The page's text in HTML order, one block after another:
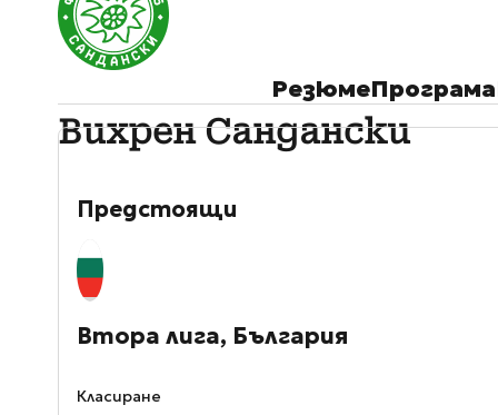
Вихрен Сандански
РезюмеПрограма
Предстоящи
Втора лига, България
Класиране